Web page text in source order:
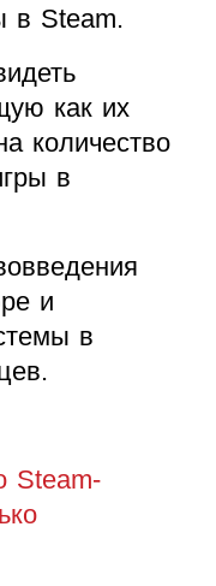
в Steam.
как их
количество
в
и
в
Steam-